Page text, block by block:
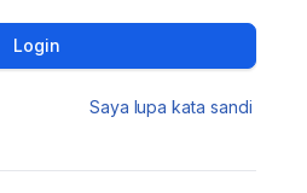
Login
Saya lupa kata sandi